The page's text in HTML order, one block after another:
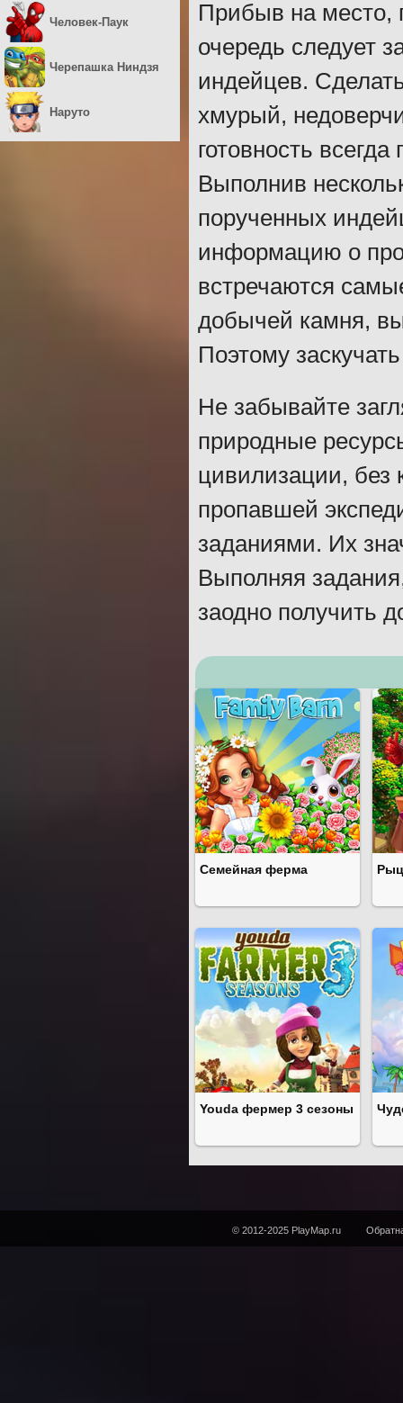
Прибыв на место,
очередь следует
индейцев.
хмурый,
готовность
Выполнив
порученных
информацию о
встречаются
добычей камня,
Поэтому
Не забывайте
природные
цивилизации, без
пропавшей
заданиями. Их
Выполняя
заодно получить
Семейная ферма
Youda фермер 3 сезоны
Человек-Паук
Черепашка Ниндзя
Наруто
© 2012-2025 PlayMap.ru